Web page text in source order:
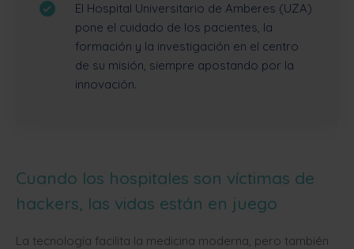
El Hospital Universitario de Amberes (UZA)
pone el cuidado de los pacientes, la
formación y la investigación en el centro
de su misión, siempre apostando por la
innovación.
Cuando los hospitales son víctimas de
hackers, las vidas están en juego
La tecnología facilita la medicina moderna, pero también